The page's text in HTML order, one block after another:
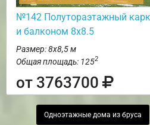
№142 Полутораэтажный
и балконом 8х8.5
Размер: 8х8,5 м
Общая площадь: 1252
от 3763700
Одноэтажные дома из бруса